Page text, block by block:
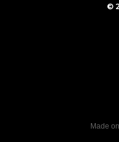
©
Made on